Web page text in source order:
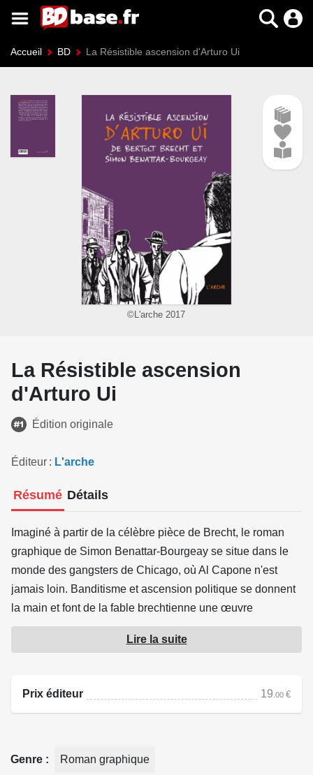
Accueil BD La Résistible ascension d'Arturo Ui
©L'arche 2017
La Résistible ascension
d'Arturo Ui
Édition originale
Éditeur L'arche
Résumé Détails
Imaginé à partir de la célèbre pièce de Brecht, le roman
graphique de Simon Benattar-Bourgeay se situe dans le
monde des gangsters de Chicago, où Al Capone n'est
jamais loin. Banditisme et ascension politique se donnent
la main et font de la fable brechtienne une œuvre
intemporelle.
Lire la suite
Prix éditeur 19 .00 €
Genre Roman graphique